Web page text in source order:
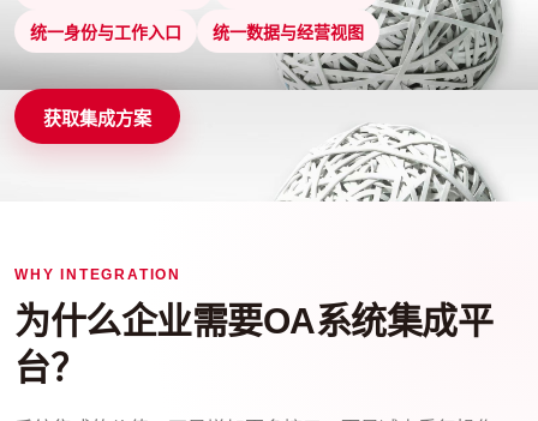
统一身份与工作入口 统一数据与经营视图
获取集成方案
WHY INTEGRATION
为什么企业需要OA系统集成平
台？